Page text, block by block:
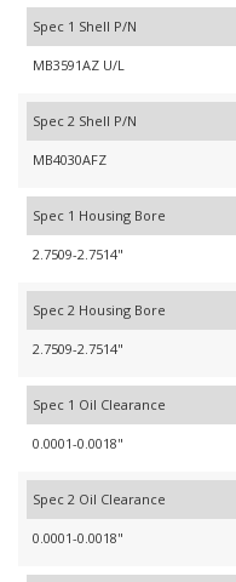
Spec 1 Shell P/N
MB3591AZ U/L
Spec 2 Shell P/N
MB4030AFZ
Spec 1 Housing Bore
2.7509-2.7514"
Spec 2 Housing Bore
2.7509-2.7514"
Spec 1 Oil Clearance
0.0001-0.0018"
Spec 2 Oil Clearance
0.0001-0.0018"